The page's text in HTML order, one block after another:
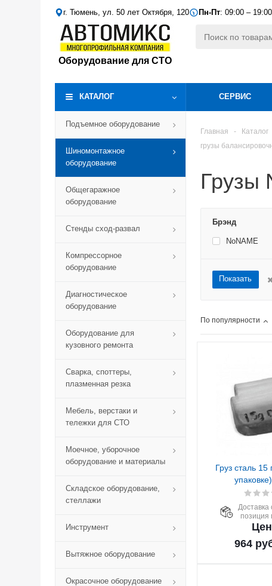
г. Тюмень, ул. 50 лет Октября, 120 Пн-Пт: 09:00 – 19:00
Оборудование для СТО
КАТАЛОГ СЕРВИС
Подъемное оборудование
Шиномонтажное
оборудование
Общегаражное
оборудование
Стенды сход-развал
Компрессорное
оборудование
Диагностическое
оборудование
Оборудование для
кузовного ремонта
Сварка, споттеры,
плазменная резка
Мебель, верстаки и
тележки для СТО
Моечное, уборочное
оборудование и материалы
Складское оборудование,
стеллажи
Инструмент
Вытяжное оборудование
Окрасочное оборудование
Главная - Каталог
грузы
Грузы
Брэнд
NoNAME
Показать
По популярности
Груз сталь 15
Доставка
позиция
964